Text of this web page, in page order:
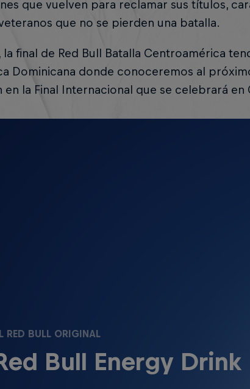
que vuelven para reclamar sus títulos,
que no se pierden una batalla.
la final de Red Bull Batalla Centroamérica
Dominicana donde conoceremos al
en la Final Internacional que se celebrará en
RED BULL ORIGINAL
Bull Energy Drink